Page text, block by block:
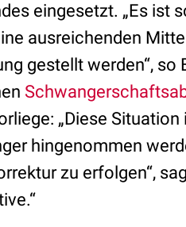
eingesetzt. „Es ist
ausreichenden
gestellt werden“, so
„Diese Situation
hingenommen
zu erfolgen“,